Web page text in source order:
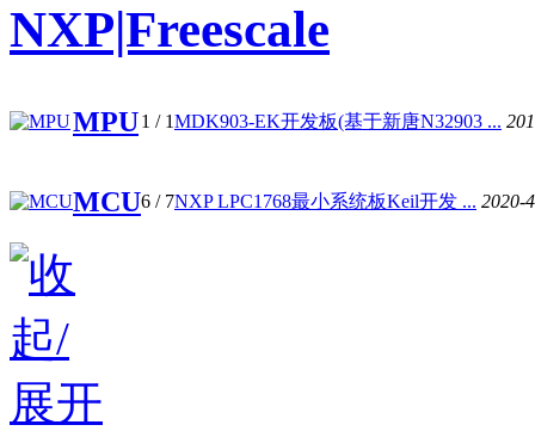
NXP|Freescale
MPU1 / 1MDK903-EK开发板(基于新唐N32903 ...
MCU6 / 7NXP LPC1768最小系统板Keil开发 ... 2020-